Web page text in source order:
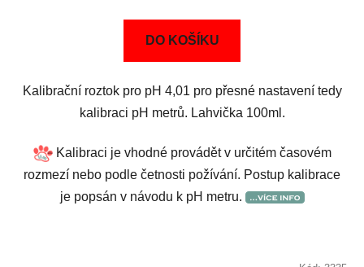
DO KOŠÍKU
Kalibrační roztok pro pH 4,01 pro přesné nastavení tedy
kalibraci pH metrů. Lahvička 100ml.
Kalibraci je vhodné provádět v určitém časovém
rozmezí nebo podle četnosti požívání. Postup kalibrace
je popsán v návodu k pH metru.